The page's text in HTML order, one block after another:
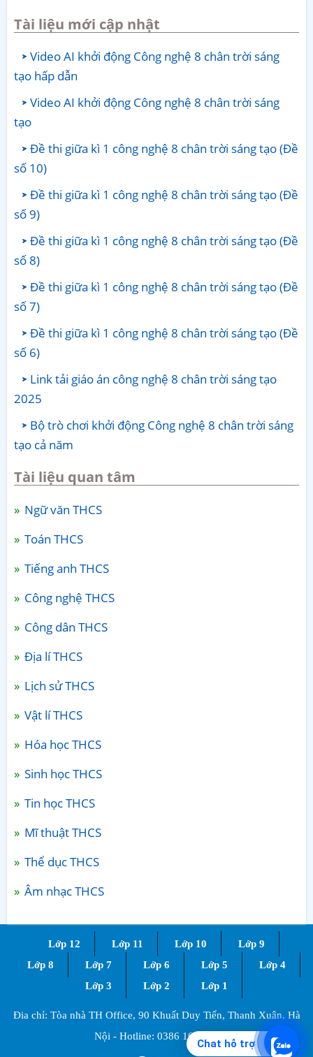
Tài liệu mới cập nhật
Video AI khởi động Công nghệ 8 chân trời sáng
tạo hấp dẫn
Video AI khởi động Công nghệ 8 chân trời sáng
tạo
Đề thi giữa kì 1 công nghệ 8 chân trời sáng tạo (Đề
số 10)
Đề thi giữa kì 1 công nghệ 8 chân trời sáng tạo (Đề
số 9)
Đề thi giữa kì 1 công nghệ 8 chân trời sáng tạo (Đề
số 8)
Đề thi giữa kì 1 công nghệ 8 chân trời sáng tạo (Đề
số 7)
Đề thi giữa kì 1 công nghệ 8 chân trời sáng tạo (Đề
số 6)
Link tải giáo án công nghệ 8 chân trời sáng tạo
2025
Bộ trò chơi khởi động Công nghệ 8 chân trời sáng
tạo cả năm
Tài liệu quan tâm
Ngữ văn THCS
Toán THCS
Tiếng anh THCS
Công nghệ THCS
Công dân THCS
Địa lí THCS
Lịch sử THCS
Vật lí THCS
Hóa học THCS
Sinh học THCS
Tin học THCS
Mĩ thuật THCS
Thể dục THCS
Âm nhạc THCS
Lớp 12 Lớp 11 Lớp 10
Lớp 9
Lớp 8
Lớp 7 Lớp 6 Lớp 5
Lớp 4
Lớp 3
Lớp 2 Lớp 1
Đia chỉ: Tòa nhà TH Office, 90 Khuất Duy Tiến, Thanh Xuân, Hà
Nội - Hotline: 0386 168 725
Chat hỗ trợ